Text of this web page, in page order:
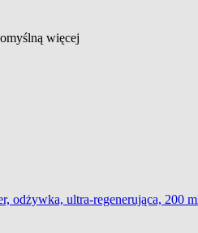
więcej
odżywka, ultra-regenerująca, 200